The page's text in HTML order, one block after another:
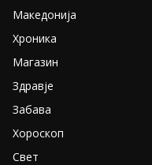
Македонија
Хроника
Магазин
Здравје
Забава
Хороскоп
Свет